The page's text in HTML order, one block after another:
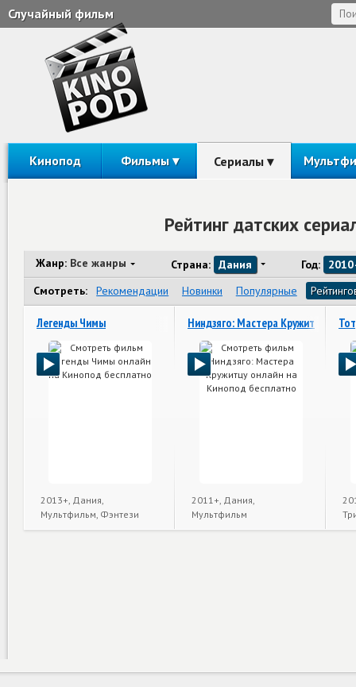
Случайный фильм
Кинопод Фильмы Сериалы
Рейтинг датских
Жанр: Все жанры Страна: Дания Год:
Смотреть:
Рекомендации Новинки Популярные
Легенды Чимы
2013+, Дания,
Мультфильм, Фэнтези
Ниндзяго: Мастера Кружитцу
2011+, Дания,
Мультфильм